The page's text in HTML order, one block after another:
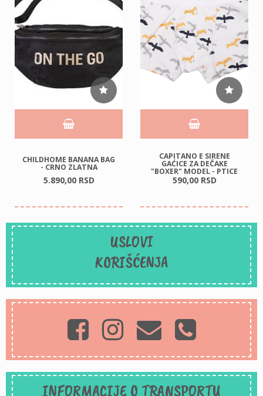
CHILDHOME BANANA BAG
- CRNO ZLATNA
5.890,00 RSD
CAPITANO E SIRENE
GAĆICE ZA DEČAKE
"BOXER" MODEL - PTICE
590,00 RSD
USLOVI
KORIŠĆENJA
INFORMACIJE O TRANSPORTU